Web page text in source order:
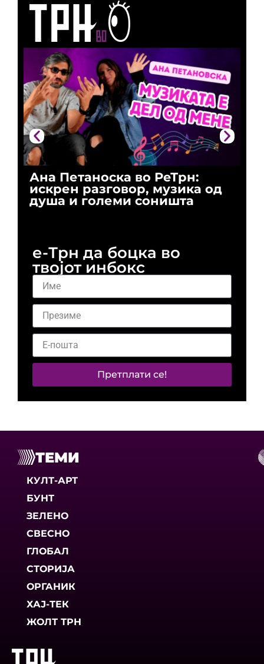
Ана Петаноска во РеТрн:
искрен разговор, музика од
душа и големи соништа
е-Трн да боцка во
твојот инбокс
Претплати се!
ТЕМИ
КУЛТ-АРТ
БУНТ
ЗЕЛЕНО
СВЕСНО
ГЛОБАЛ
СТОРИЈА
ОРГАНИК
ХАЈ-ТЕК
ЖОЛТ ТРН